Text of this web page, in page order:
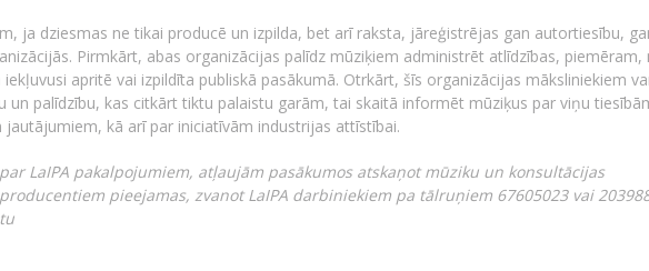
ja dziesmas ne tikai producē un izpilda, bet arī raksta, jāreģistrējas gan autortiesību,
Pirmkārt, abas organizācijas palīdz mūziķiem administrēt atlīdzības, piemēram,
apritē vai izpildīta publiskā pasākumā. Otrkārt, šīs organizācijas māksliniekiem
un palīdzību, kas citkārt tiktu palaistu garām, tai skaitā informēt mūziķus par viņu
jautājumiem, kā arī par iniciatīvām industrijas attīstībai.
LaIPA pakalpojumiem, atļaujām pasākumos atskaņot mūziku un konsultācijas
pieejamas, zvanot LaIPA darbiniekiem pa tālruņiem 67605023 vai